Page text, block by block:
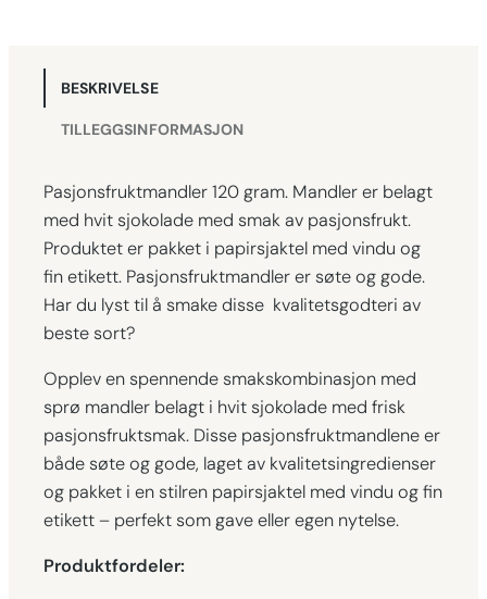
f
r
k
t
m
a
n
d
e
r
,
1
2
0
r
BESKRIVELSE
TILLEGGSINFORMASJON
Pasjonsfruktmandler 120 gram. Mandler er belagt
med hvit sjokolade med smak av pasjonsfrukt.
Produktet er pakket i papirsjaktel med vindu og
fin etikett. Pasjonsfruktmandler er søte og gode.
Har du lyst til å smake disse kvalitetsgodteri av
beste sort?
Opplev en spennende smakskombinasjon med
sprø mandler belagt i hvit sjokolade med frisk
pasjonsfruktsmak. Disse pasjonsfruktmandlene er
både søte og gode, laget av kvalitetsingredienser
og pakket i en stilren papirsjaktel med vindu og fin
etikett – perfekt som gave eller egen nytelse.
Produktfordeler: